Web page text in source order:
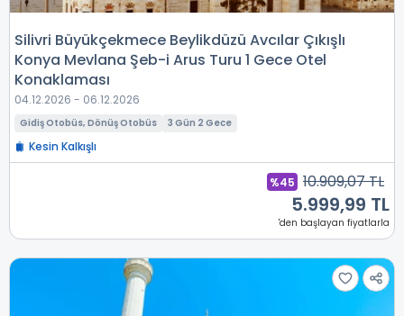
Silivri Büyükçekmece Beylikdüzü Avcılar Çıkışlı
Konya Mevlana Şeb-i Arus Turu 1 Gece Otel
Konaklaması
04.12.2026 - 06.12.2026
Gidiş Otobüs, Dönüş Otobüs 3 Gün 2 Gece
Kesin Kalkışlı
%45 10.909,07 TL
5.999,99 TL
'den başlayan fiyatlarla